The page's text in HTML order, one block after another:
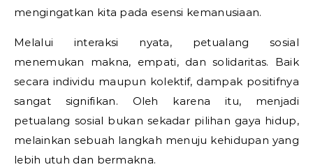
mengingatkan kita pada esensi kemanusiaan.
Melalui interaksi nyata, petualang sosial
menemukan makna, empati, dan solidaritas. Baik
secara individu maupun kolektif, dampak positifnya
sangat signifikan. Oleh karena itu, menjadi
petualang sosial bukan sekadar pilihan gaya hidup,
melainkan sebuah langkah menuju kehidupan yang
lebih utuh dan bermakna.